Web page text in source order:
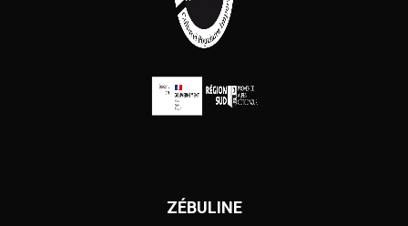
ZÉBULINE